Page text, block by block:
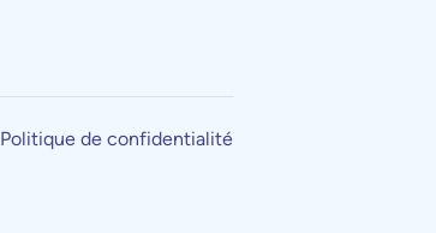
Politique de confidentialité